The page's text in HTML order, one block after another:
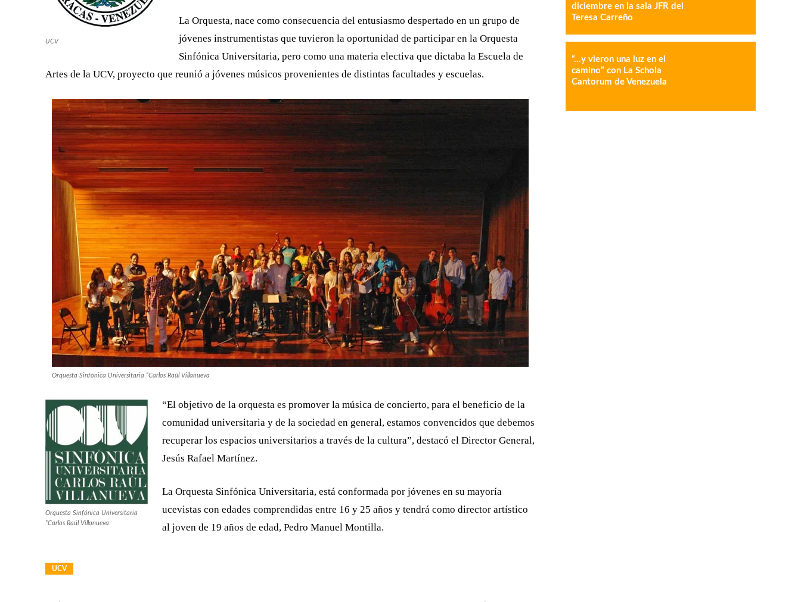
UCV
La Orquesta, nace como consecuencia del entusiasmo despertado en un grupo de
jóvenes instrumentistas que tuvieron la oportunidad de participar en la Orquesta
Sinfónica Universitaria, pero como una materia electiva que dictaba la Escuela de
Artes de la UCV, proyecto que reunió a jóvenes músicos provenientes de distintas facultades y escuelas.
Orquesta Sinfónica Universitaria “Carlos Raúl Villanueva
Orquesta Sinfónica Universitaria
“Carlos Raúl Villanueva
“El objetivo de la orquesta es promover la música de concierto, para el beneficio de la
comunidad universitaria y de la sociedad en general, estamos convencidos que debemos
recuperar los espacios universitarios a través de la cultura”, destacó el Director General,
Jesús Rafael Martínez.
La Orquesta Sinfónica Universitaria, está conformada por jóvenes en su mayoría
ucevistas con edades comprendidas entre 16 y 25 años y tendrá como director artístico
al joven de 19 años de edad, Pedro Manuel Montilla.
UCV
diciembre en la sala JFR del
Teresa Carreño
“…y vieron una luz en el
camino” con La Schola
Cantorum de Venezuela